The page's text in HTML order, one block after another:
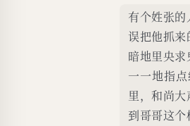
有个姓张
误把他抓来
暗地里央
一一地指
里，和尚
到哥哥这